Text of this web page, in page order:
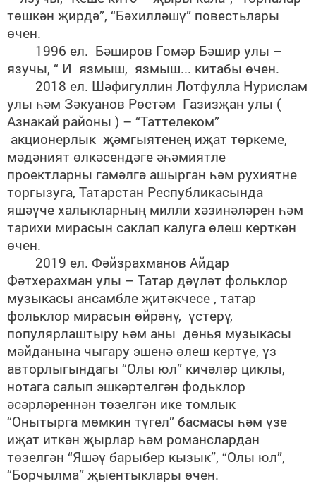
төшкән җирдә”, “Бәхилләшү” повестьлары
өчен.
1996 ел. Бәширов Гомәр Бәшир улы –
язучы, “ И язмыш, язмыш... китабы өчен.
2018 ел. Шәфигуллин Лотфулла Нурислам
улы һәм Зәкуанов Рөстәм Газизҗан улы (
Азнакай районы ) – “Таттелеком”
акционерлык җәмгыятенең иҗат төркеме,
мәдәният өлкәсендәге әһәмиятле
проектларны гамәлгә ашырган һәм рухиятне
торгызуга, Татарстан Республикасында
яшәүче халыкларның милли хәзинәләрен һәм
тарихи мирасын саклап калуга өлеш керткән
өчен.
2019 ел. Фәйзрахманов Айдар
Фәтхерахман улы – Татар дәүләт фольклор
музыкасы ансамбле җитәкчесе , татар
фольклор мирасын өйрәнү, үстерү,
популярлаштыру һәм аны дөнья музыкасы
мәйданына чыгару эшенә өлеш кертүе, үз
авторлыгындагы “Олы юл” кичәләр циклы,
нотага салып эшкәртелгән фодьклор
әсәрләреннән төзелгән ике томлык
“Онытырга мөмкин түгел” басмасы һәм үзе
иҗат иткән җырлар һәм романслардан
төзелгән “Яшәү барыбер кызык”, “Олы юл”,
“Борчылма” җыентыклары өчен.